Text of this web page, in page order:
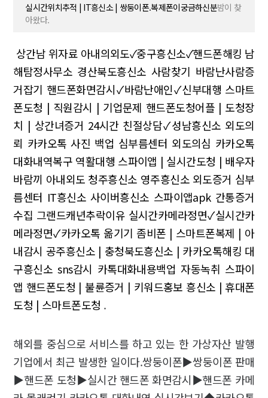
실시간위치추적 | IT흥신소 | 쌍둥이폰.복제폰이궁금하신분밤이 찾
아왔다.
상간남 위자료 아내의외도✓중구흥신소✓핸드폰해킹 남
해탐정사무소 경산북도흥신소 사람찾기 바람난사람증
거잡기 핸드폰화면감시✓바람난애인✓신부대행 스마트
폰도청 | 직원감시 | 기업문제 핸드폰도청어플 | 도청장
치 | 상간녀증거 24시간 친절상담✓성남흥신소 외도의
뢰 카카오톡 사진 백업 심부름센터 외도의심 카카오톡
대화내역복구 역활대행 스파이앱 | 실시간도청 | 배우자
바람끼 아내외도 청주흥신소 영주흥신소 외도증거 심부
름센터 IT흥신소 사이버흥신소 스파이앱apk 간통증거
수집 그랜드캐년추락이유 실시간카메라정면✓실시간카
메라정면✓카카오톡 옮기기 좀비폰 | 스마트폰복제 | 아
내감시 공주흥신소 | 충청북도흥신소 | 카카오톡해킹 대
구흥신소 sns감시 카톡대화내용백업 자동녹취 스파이
앱 핸드폰도청 | 불륜증거 | 키워드홍보 흥신소 | 휴대폰
도청 | 스마트폰도청 .
해외를 중심으로 서비스를 하고 있는 한 가상자산 발행
기업에서 최근 발생한 일이다.쌍둥이폰▶쌍둥이폰 판매
▶핸드폰 도청▶실시간 핸드폰 화면감시▶핸드폰 카메